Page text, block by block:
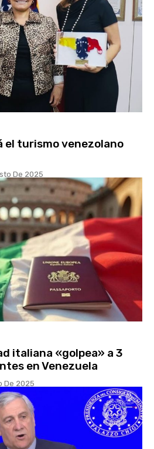
turismo venezolano
De 2025
italiana «golpea» a 3
en Venezuela
De 2025